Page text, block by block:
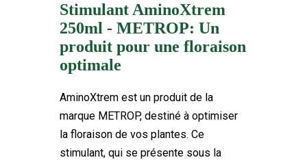
Stimulant AminoXtrem
250ml - METROP: Un
produit pour une floraison
optimale
AminoXtrem est un produit de la
marque METROP, destiné à optimiser
la floraison de vos plantes. Ce
stimulant, qui se présente sous la
Marque METROP
RéférenceFTK-MET-AB0250
En stock 18 Produits